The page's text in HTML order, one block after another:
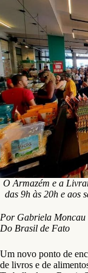
O Armazém e a
das 9h às 20h e aos
Por Gabriela Moncau
Do Brasil de Fato
Um novo ponto de
de livros e de